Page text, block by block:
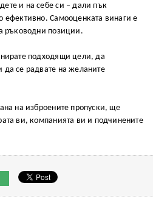
и на себе си – дали пък
ефективно. Самооценката винаги е
ръководни позиции.
подходящи цели, да
да се радвате на желаните
на изброените пропуски, ще
ви, компанията ви и подчинените